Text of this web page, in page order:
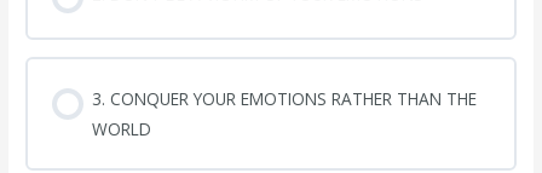
3. CONQUER YOUR EMOTIONS RATHER THAN THE
WORLD